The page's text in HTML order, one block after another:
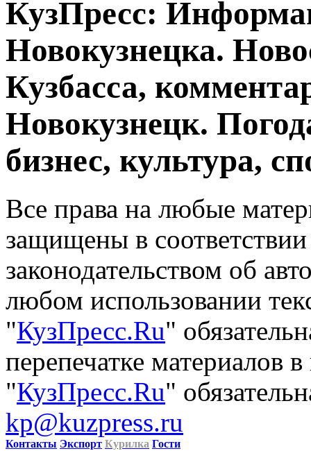
КузПресс:
Новокузнецка.
Кузбасса,
Новокузнецк.
бизнес, культура,
Все права на любые
защищены в
законодательством об
любом использовании
"КузПресс.Ru"
перепечатке материалов
"КузПресс.Ru"
kp@kuzpress.ru
Контакты Экспорт Курилка Гости